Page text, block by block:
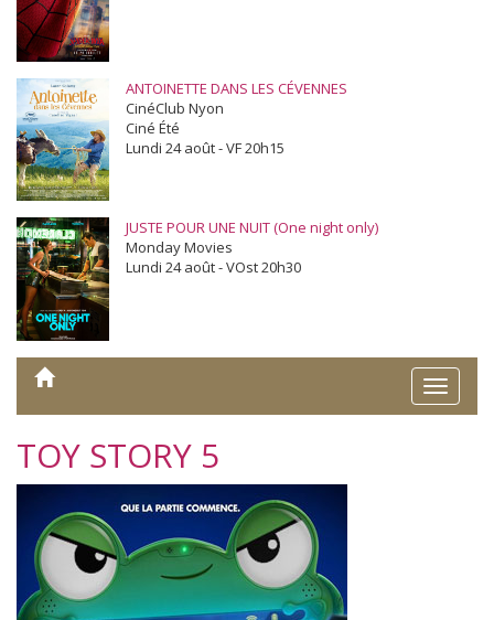
ANTOINETTE DANS LES CÉVENNES
CinéClub Nyon
Ciné Été
Lundi 24 août - VF 20h15
JUSTE POUR UNE NUIT (One night only)
Monday Movies
Lundi 24 août - VOst 20h30
Toggle
TOY STORY 5